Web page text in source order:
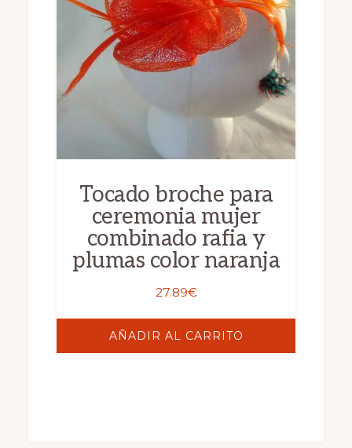
Tocado broche para
ceremonia mujer
combinado rafia y
plumas color naranja
27.89€
AÑADIR AL CARRITO